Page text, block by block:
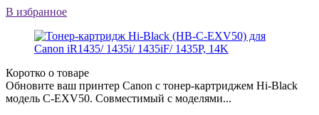
В избранное
Коротко о товаре
Обновите ваш принтер Canon с тонер-картриджем Hi-Black
модель C-EXV50. Совместимый с моделями...